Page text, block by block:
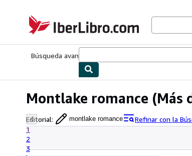
IberLibro.com
Búsqueda avanzada
Montlake romance (Más
Editorial: montlake romance
Refinar con la
1
2
3